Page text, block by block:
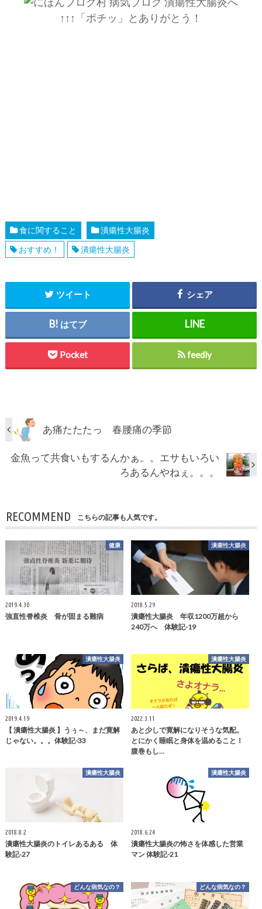
↑↑↑「ポチッ」とありがとう！
食に関すること
潰瘍性大腸炎
おすすめ！
潰瘍性大腸炎
ツイート シェア
はてブ
Pocket feedly
あ痛たたたっ 春腰痛の季節
金魚って共食いもするんかぁ。。エサもいろい
ろあるんやねぇ。。。
RECOMMEND こちらの記事も人気です。
健康
2019.4.30
強直性脊椎炎 骨が固まる難病
潰瘍性大腸炎
2018.5.29
潰瘍性大腸炎 年収1200万超から
240万へ 体験記-19
潰瘍性大腸炎
2019.4.19
【 潰瘍性大腸炎 】うぅ～、まだ寛解
じゃない。。。体験記-33
潰瘍性大腸炎
2022.3.11
あと少しで寛解になりそうな気配。
とにかく睡眠と身体を温めること！
腹巻もし…
潰瘍性大腸炎
2018.8.2
潰瘍性大腸炎のトイレあるある 体
験記‐27
潰瘍性大腸炎
2018.6.24
潰瘍性大腸炎の怖さを体感した営業
マン 体験記-21
どんな病気なの？ どんな病気なの？